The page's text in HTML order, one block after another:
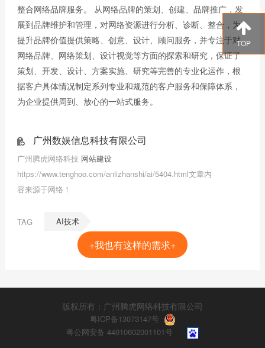
TOP
整合网络品牌服务。 从网络品牌的策划、创建、品牌推广，发
展到品牌维护和管理，对网络资源进行分析、诊断、整合，为
提升品牌价值提供策略、创意、设计、顾问服务，并专注于对
网络品牌、网络策划、设计视觉等方面的探索和研究，保证了
策划、开发、设计、方案实施、研究等完善的专业化运作，根
据客户具体情况制定系列专业和规范的客户服务和保障体系，
为企业提供周到、放心的一站式服务。
广州数娱信息科技有限公司
广州腾虎网络科技 网站建设
https://www.tenghoo.com/anlizhanshi/ai/5404.html文章内
容来源于网络！
TAG AI技术
+我也有这样的需求+
版权所有：广州腾虎网络科技有限公司
粤ICP备13073147号
粤公网安备 44010602001101号